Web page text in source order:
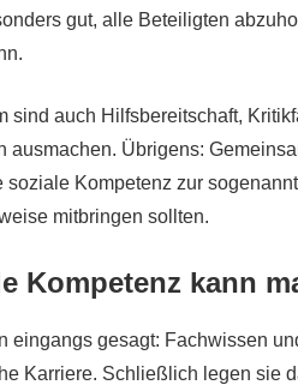
gut, alle Beteiligten
sind auch Hilfsbereitschaft,
ausmachen. Übrigens:
soziale Kompetenz zur
mitbringen sollten.
Kompetenz kann
eingangs gesagt: Fachwissen
Karriere. Schließlich legen sie